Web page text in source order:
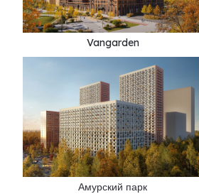
Vangarden
Амурский парк